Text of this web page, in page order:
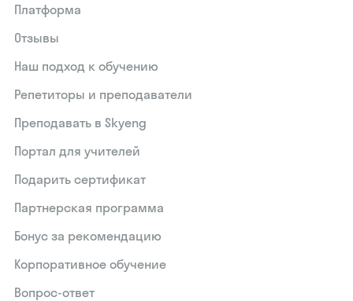
Платформа
Отзывы
Наш подход к обучению
Репетиторы и преподаватели
Преподавать в Skyeng
Портал для учителей
Подарить сертификат
Партнерская программа
Бонус за рекомендацию
Корпоративное обучение
Вопрос-ответ